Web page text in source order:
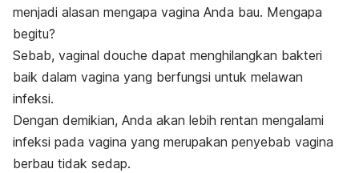
menjadi alasan mengapa vagina Anda bau. Mengapa
begitu?
Sebab, vaginal douche dapat menghilangkan bakteri
baik dalam vagina yang berfungsi untuk melawan
infeksi.
Dengan demikian, Anda akan lebih rentan mengalami
infeksi pada vagina yang merupakan penyebab vagina
berbau tidak sedap.